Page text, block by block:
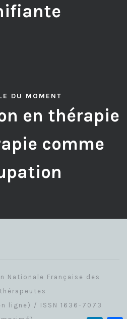
DU MOMENT
en thérapie
comme
Nationale Française des
ligne) / ISSN 1636-7073